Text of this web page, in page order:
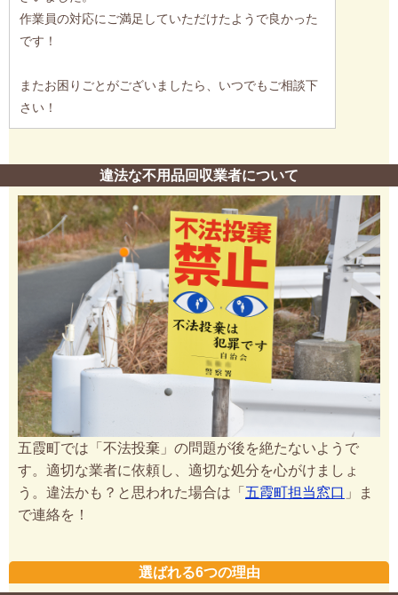
作業員の対応にご満足していただけたようで良かった
です！
またお困りごとがございましたら、いつでもご相談下
さい！
違法な不用品回収業者について
五霞町では「不法投棄」の問題が後を絶たないようで
す。適切な業者に依頼し、適切な処分を心がけましょ
う。違法かも？と思われた場合は「 五霞町担当窓口 」ま
で連絡を！
選ばれる6つの理由